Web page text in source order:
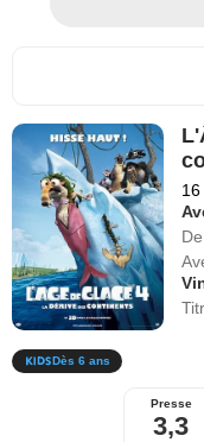
De
Dès 6 ans
Presse
3,3